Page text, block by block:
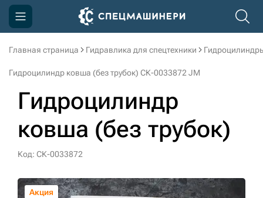
Главная страница Гидравлика для спецтехники
Гидроцилиндр ковша (без трубок) СК-0033872 JM
Гидроцилиндр
ковша (без трубок)
Код: СК-0033872
Акция
Акция
Акция
Акция
Акция
Акция
Компания
Доставка и оплата
Информация
Контакты
3D тур по производству